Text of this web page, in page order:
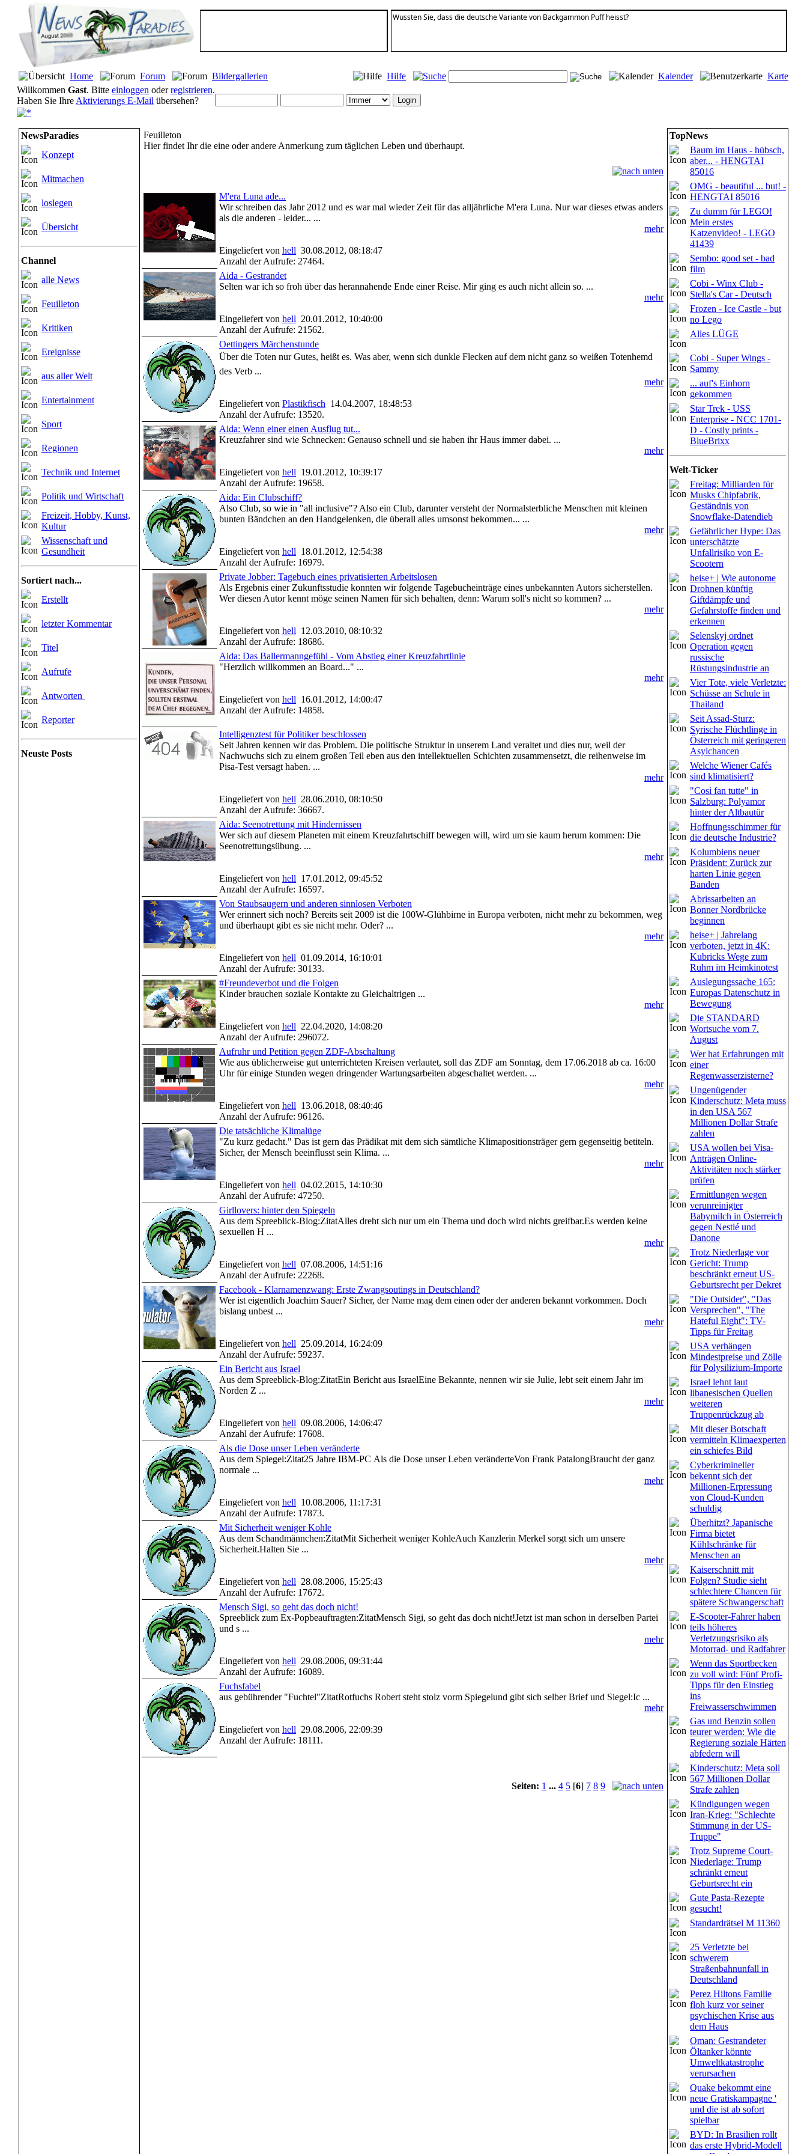
Wussten Sie, dass die deutsche Variante von Backgammon Puff heisst?
Home Forum Bildergallerien Hilfe Kalender
Karte
Willkommen Gast. Bitte einloggen oderregistrieren.
Haben Sie Ihre Aktivierungs E-Mail übersehen?
NewsParadies
Konzept
Mitmachen
loslegen
Übersicht
Channel
alle News
Feuilleton
Kritiken
Ereignisse
aus aller Welt
Entertainment
Sport
Regionen
Technik und Internet
Politik und Wirtschaft
Freizeit, Hobby, Kunst,
Kultur
Wissenschaft und
Gesundheit
Sortiert nach...
Erstellt
letzter Kommentar
Titel
Aufrufe
Antworten
Reporter
Neuste Posts
Feuilleton
Hier findet Ihr die eine oder andere Anmerkung zum täglichen Leben und überhaupt.
M'era Luna ade...
Wir schreiben das Jahr 2012 und es war mal wieder Zeit für das alljährliche M'era Luna. Nur war dieses etwas anders
als die anderen - leider... ...
mehr
Eingeliefert von hell 30.08.2012, 08:18:47
Anzahl der Aufrufe: 27464.
Aida - Gestrandet
Selten war ich so froh über das herannahende Ende einer Reise. Mir ging es auch nicht allein so. ...
mehr
Eingeliefert von hell 20.01.2012, 10:40:00
Anzahl der Aufrufe: 21562.
Oettingers Märchenstunde
Über die Toten nur Gutes, heißt es. Was aber, wenn sich dunkle Flecken auf dem nicht ganz so weißen Totenhemd
des Verb ...
mehr
Eingeliefert von Plastikfisch 14.04.2007, 18:48:53
Anzahl der Aufrufe: 13520.
Aida: Wenn einer einen Ausflug tut...
Kreuzfahrer sind wie Schnecken: Genauso schnell und sie haben ihr Haus immer dabei. ...
mehr
Eingeliefert von hell 19.01.2012, 10:39:17
Anzahl der Aufrufe: 19658.
Aida: Ein Clubschiff?
Also Club, so wie in "all inclusive"? Also ein Club, darunter versteht der Normalsterbliche Menschen mit kleinen
bunten Bändchen an den Handgelenken, die überall alles umsonst bekommen... ...
mehr
Eingeliefert von hell 18.01.2012, 12:54:38
Anzahl der Aufrufe: 16979.
Private Jobber: Tagebuch eines privatisierten Arbeitslosen
Als Ergebnis einer Zukunftsstudie konnten wir folgende Tagebucheinträge eines unbekannten Autors sicherstellen.
Wer diesen Autor kennt möge seinen Namen für sich behalten, denn: Warum soll's nicht so kommen? ...
mehr
Eingeliefert von hell 12.03.2010, 08:10:32
Anzahl der Aufrufe: 18686.
Aida: Das Ballermanngefühl - Vom Abstieg einer Kreuzfahrtlinie
"Herzlich willkommen an Board..." ...
mehr
Eingeliefert von hell 16.01.2012, 14:00:47
Anzahl der Aufrufe: 14858.
Intelligenztest für Politiker beschlossen
Seit Jahren kennen wir das Problem. Die politische Struktur in unserem Land veraltet und dies nur, weil der
Nachwuchs sich zu einem großen Teil eben aus den intellektuellen Schichten zusammensetzt, die reihenweise im
Pisa-Test versagt haben. ...
mehr
Eingeliefert von hell 28.06.2010, 08:10:50
Anzahl der Aufrufe: 36667.
Aida: Seenotrettung mit Hindernissen
Wer sich auf diesem Planeten mit einem Kreuzfahrtschiff bewegen will, wird um sie kaum herum kommen: Die
Seenotrettungsübung. ...
mehr
Eingeliefert von hell 17.01.2012, 09:45:52
Anzahl der Aufrufe: 16597.
Von Staubsaugern und anderen sinnlosen Verboten
Wer erinnert sich noch? Bereits seit 2009 ist die 100W-Glühbirne in Europa verboten, nicht mehr zu bekommen, weg
und überhaupt gibt es sie nicht mehr. Oder? ...
mehr
Eingeliefert von hell 01.09.2014, 16:10:01
Anzahl der Aufrufe: 30133.
#Freundeverbot und die Folgen
Kinder brauchen soziale Kontakte zu Gleichaltrigen ...
mehr
Eingeliefert von hell 22.04.2020, 14:08:20
Anzahl der Aufrufe: 296072.
Aufruhr und Petition gegen ZDF-Abschaltung
Wie aus üblicherweise gut unterrichteten Kreisen verlautet, soll das ZDF am Sonntag, dem 17.06.2018 ab ca. 16:00
Uhr für einige Stunden wegen dringender Wartungsarbeiten abgeschaltet werden. ...
mehr
Eingeliefert von hell 13.06.2018, 08:40:46
Anzahl der Aufrufe: 96126.
Die tatsächliche Klimalüge
"Zu kurz gedacht." Das ist gern das Prädikat mit dem sich sämtliche Klimapositionsträger gern gegenseitig betiteln.
Sicher, der Mensch beeinflusst sein Klima. ...
mehr
Eingeliefert von hell 04.02.2015, 14:10:30
Anzahl der Aufrufe: 47250.
Girllovers: hinter den Spiegeln
Aus dem Spreeblick-Blog:ZitatAlles dreht sich nur um ein Thema und doch wird nichts greifbar.Es werden keine
sexuellen H ...
mehr
Eingeliefert von hell 07.08.2006, 14:51:16
Anzahl der Aufrufe: 22268.
Facebook - Klarnamenzwang: Erste Zwangsoutings in Deutschland?
Wer ist eigentlich Joachim Sauer? Sicher, der Name mag dem einen oder der anderen bekannt vorkommen. Doch
bislang unbest ...
mehr
Eingeliefert von hell 25.09.2014, 16:24:09
Anzahl der Aufrufe: 59237.
Ein Bericht aus Israel
Aus dem Spreeblick-Blog:ZitatEin Bericht aus IsraelEine Bekannte, nennen wir sie Julie, lebt seit einem Jahr im
Norden Z ...
mehr
Eingeliefert von hell 09.08.2006, 14:06:47
Anzahl der Aufrufe: 17608.
Als die Dose unser Leben veränderte
Aus dem Spiegel:Zitat25 Jahre IBM-PC Als die Dose unser Leben veränderteVon Frank PatalongBraucht der ganz
normale ...
mehr
Eingeliefert von hell 10.08.2006, 11:17:31
Anzahl der Aufrufe: 17873.
Mit Sicherheit weniger Kohle
Aus dem Schandmännchen:ZitatMit Sicherheit weniger KohleAuch Kanzlerin Merkel sorgt sich um unsere
Sicherheit.Halten Sie ...
mehr
Eingeliefert von hell 28.08.2006, 15:25:43
Anzahl der Aufrufe: 17672.
Mensch Sigi, so geht das doch nicht!
Spreeblick zum Ex-Popbeauftragten:ZitatMensch Sigi, so geht das doch nicht!Jetzt ist man schon in derselben Partei
und s ...
mehr
Eingeliefert von hell 29.08.2006, 09:31:44
Anzahl der Aufrufe: 16089.
Fuchsfabel
aus gebührender "Fuchtel"ZitatRotfuchs Robert steht stolz vorm Spiegelund gibt sich selber Brief und Siegel:Ic ...
mehr
Eingeliefert von hell 29.08.2006, 22:09:39
Anzahl der Aufrufe: 18111.
Seiten: 1 ... 4 5 [6] 7 8 9
TopNews
Baum im Haus - hübsch,
aber... - HENGTAI
85016
OMG - beautiful ... but! -
HENGTAI 85016
Zu dumm für LEGO!
Mein erstes
Katzenvideo! - LEGO
41439
Sembo: good set - bad
film
Cobi - Winx Club -
Stella's Car - Deutsch
Frozen - Ice Castle - but
no Lego
Alles LÜGE
Cobi - Super Wings -
Sammy
... auf's Einhorn
gekommen
Star Trek - USS
Enterprise - NCC 1701-
D - Costly prints -
BlueBrixx
Welt-Ticker
Freitag: Milliarden für
Musks Chipfabrik,
Geständnis von
Snowflake-Datendieb
Gefährlicher Hype: Das
unterschätzte
Unfallrisiko von E-
Scootern
heise+ | Wie autonome
Drohnen künftig
Giftdämpfe und
Gefahrstoffe finden und
erkennen
Selenskyj ordnet
Operation gegen
russische
Rüstungsindustrie an
Vier Tote, viele Verletzte:
Schüsse an Schule in
Thailand
Seit Assad-Sturz:
Syrische Flüchtlinge in
Österreich mit geringeren
Asylchancen
Welche Wiener Cafés
sind klimatisiert?
"Così fan tutte" in
Salzburg: Polyamor
hinter der Altbautür
Hoffnungsschimmer für
die deutsche Industrie?
Kolumbiens neuer
Präsident: Zurück zur
harten Linie gegen
Banden
Abrissarbeiten an
Bonner Nordbrücke
beginnen
heise+ | Jahrelang
verboten, jetzt in 4K:
Kubricks Wege zum
Ruhm im Heimkinotest
Auslegungssache 165:
Europas Datenschutz in
Bewegung
Die STANDARD
Wortsuche vom 7.
August
Wer hat Erfahrungen mit
einer
Regenwasserzisterne?
Ungenügender
Kinderschutz: Meta muss
in den USA 567
Millionen Dollar Strafe
zahlen
USA wollen bei Visa-
Anträgen Online-
Aktivitäten noch stärker
prüfen
Ermittlungen wegen
verunreinigter
Babymilch in Österreich
gegen Nestlé und
Danone
Trotz Niederlage vor
Gericht: Trump
beschränkt erneut US-
Geburtsrecht per Dekret
"Die Outsider", "Das
Versprechen", "The
Hateful Eight": TV-
Tipps für Freitag
USA verhängen
Mindestpreise und Zölle
für Polysilizium-Importe
Israel lehnt laut
libanesischen Quellen
weiteren
Truppenrückzug ab
Mit dieser Botschaft
vermitteln Klimaexperten
ein schiefes Bild
Cyberkrimineller
bekennt sich der
Millionen-Erpressung
von Cloud-Kunden
schuldig
Überhitzt? Japanische
Firma bietet
Kühlschränke für
Menschen an
Kaiserschnitt mit
Folgen? Studie sieht
schlechtere Chancen für
spätere Schwangerschaft
E-Scooter-Fahrer haben
teils höheres
Verletzungsrisiko als
Motorrad- und Radfahrer
Wenn das Sportbecken
zu voll wird: Fünf Profi-
Tipps für den Einstieg
ins
Freiwasserschwimmen
Gas und Benzin sollen
teurer werden: Wie die
Regierung soziale Härten
abfedern will
Kinderschutz: Meta soll
567 Millionen Dollar
Strafe zahlen
Kündigungen wegen
Iran-Krieg: "Schlechte
Stimmung in der US-
Truppe"
Trotz Supreme Court-
Niederlage: Trump
schränkt erneut
Geburtsrecht ein
Gute Pasta-Rezepte
gesucht!
Standardrätsel M 11360
25 Verletzte bei
schwerem
Straßenbahnunfall in
Deutschland
Perez Hiltons Familie
floh kurz vor seiner
psychischen Krise aus
dem Haus
Oman: Gestrandeter
Öltanker könnte
Umweltkatastrophe
verursachen
Quake bekommt eine
neue Gratiskampagne '
und die ist ab sofort
spielbar
BYD: In Brasilien rollt
das erste Hybrid-Modell